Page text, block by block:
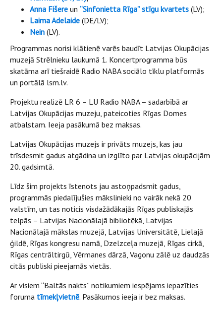
Anna Fišere un “Sinfonietta Rīga” stīgu kvartets (LV);
Laima Adelaide (DE/LV);
Nein (LV).
Programmas norisi klātienē varēs baudīt Latvijas Okupācijas
muzejā Strēlnieku laukumā 1. Koncertprogramma būs
skatāma arī tiešraidē Radio NABA sociālo tīklu platformās
un portālā lsm.lv.
Projektu realizē LR 6 – LU Radio NABA – sadarbībā ar
Latvijas Okupācijas muzeju, pateicoties Rīgas Domes
atbalstam. Ieeja pasākumā bez maksas.
Latvijas Okupācijas muzejs ir privāts muzejs, kas jau
trīsdesmit gadus atgādina un izglīto par Latvijas okupācijām
20. gadsimtā.
Līdz šim projekts īstenots jau astoņpadsmit gadus,
programmās piedalījušies mākslinieki no vairāk nekā 20
valstīm, un tas noticis visdažādākajās Rīgas publiskajās
telpās – Latvijas Nacionālajā bibliotēkā, Latvijas
Nacionālajā mākslas muzejā, Latvijas Universitātē, Lielajā
ģildē, Rīgas kongresu namā, Dzelzceļa muzejā, Rīgas cirkā,
Rīgas centrāltirgū, Vērmanes dārzā, Vagonu zālē uz daudzās
citās publiski pieejamās vietās.
Ar visiem “Baltās nakts” notikumiem iespējams iepazīties
foruma tīmekļvietnē. Pasākumos ieeja ir bez maksas.